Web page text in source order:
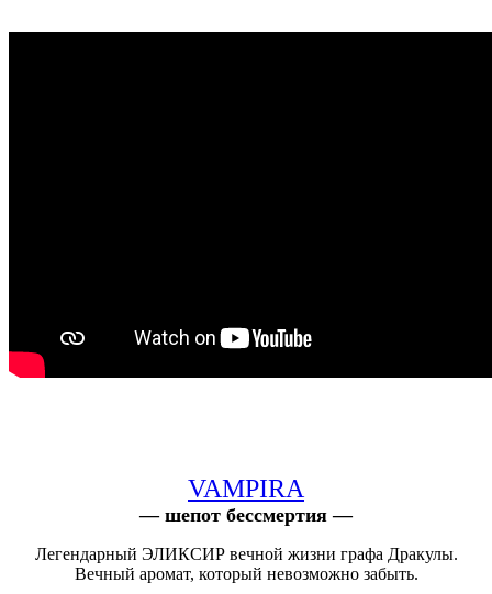
VAMPIRA
— шепот бессмертия —
Легендарный ЭЛИКСИР вечной жизни графа Дракулы.
Вечный аромат, который невозможно забыть.